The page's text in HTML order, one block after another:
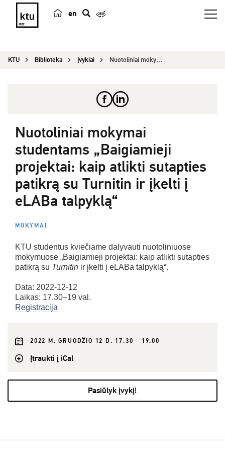
en
e
KTU Biblioteka Įvykiai Nuotoliniai mokymai studentams „Baigiamieji proj...
Nuotoliniai mokymai
studentams „Baigiamieji
projektai: kaip atlikti sutapties
patikrą su Turnitin ir įkelti į
eLABa talpyklą“
MOKYMAI
KTU studentus kviečiame dalyvauti nuotoliniuose
mokymuose „Baigiamieji projektai: kaip atlikti sutapties
patikrą su Turnitin ir įkelti į eLABa talpyklą“.
Data: 2022-12-12
Laikas: 17.30–19 val.
Registracija
2022 M. GRUODŽIO 12 D. 17:30 - 19:00
Įtraukti į iCal
Pasiūlyk įvykį!